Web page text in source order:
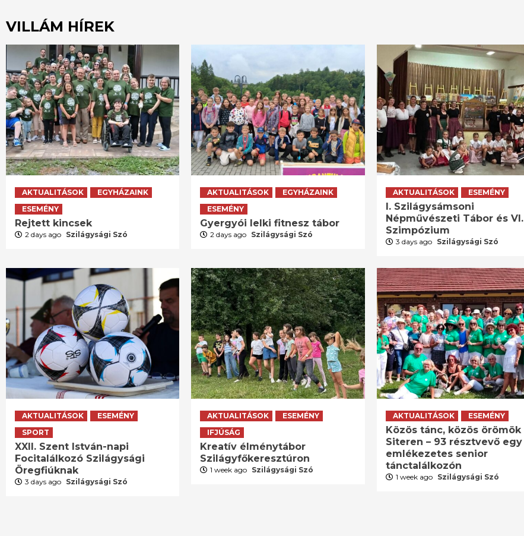
VILLÁM HÍREK
AKTUALITÁSOK
EGYHÁZAINK
ESEMÉNY
Rejtett kincsek
2 days ago Szilágysági Szó
AKTUALITÁSOK
EGYHÁZAINK
ESEMÉNY
Gyergyói lelki fitnesz tábor
2 days ago Szilágysági Szó
AKTUALITÁSOK ESEMÉNY
I. Szilágysámsoni
Népművészeti Tábor és VI.
Szimpózium
3 days ago Szilágysági Szó
AKTUALITÁSOK
ESEMÉNY
SPORT
XXII. Szent István-napi
Focitalálkozó Szilágysági
Öregfiúknak
3 days ago Szilágysági Szó
AKTUALITÁSOK
ESEMÉNY
IFJÚSÁG
Kreatív élménytábor
Szilágyfőkeresztúron
1 week ago Szilágysági Szó
AKTUALITÁSOK ESEMÉNY
Közös tánc, közös örömök
Siteren – 93 résztvevő egy
emlékezetes senior
tánctalálkozón
1 week ago Szilágysági Szó